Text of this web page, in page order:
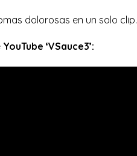
dolorosas en un solo clip.
YouTube ‘VSauce3’: